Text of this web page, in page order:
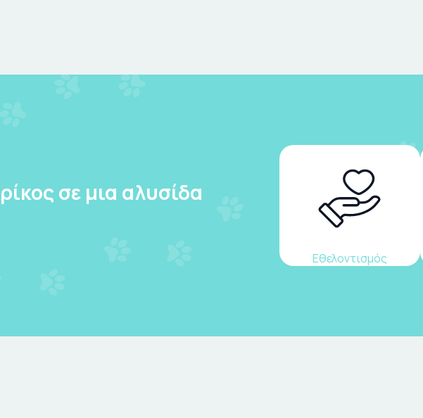
σε μια αλυσίδα
Εθελοντισμός